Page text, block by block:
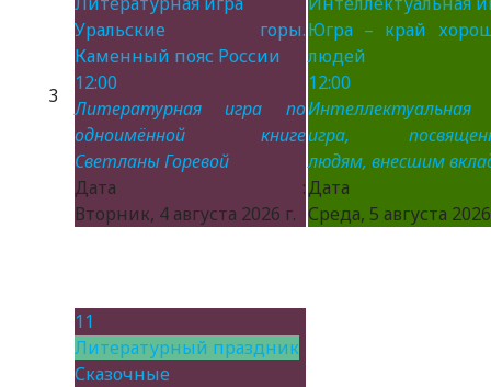
3
Уральские горы.
Каменный пояс России
12:00
Литературная игра по
одноимённой книге
Светланы Горевой
Дата :
Вторник, 4 августа 2026 г.
Югра – край
людей
12:00
Интеллектуальная
игра,
людям, внесшим
Дата
Среда, 5 августа
11
Литературный праздник
Сказочные